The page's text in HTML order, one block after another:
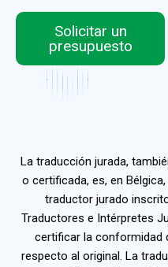
Solicitar un
presupuesto
La traducción jurada,
o certificada, es, en
traductor jurado
Traductores e Intérpretes
certificar la conformidad
respecto al original. La